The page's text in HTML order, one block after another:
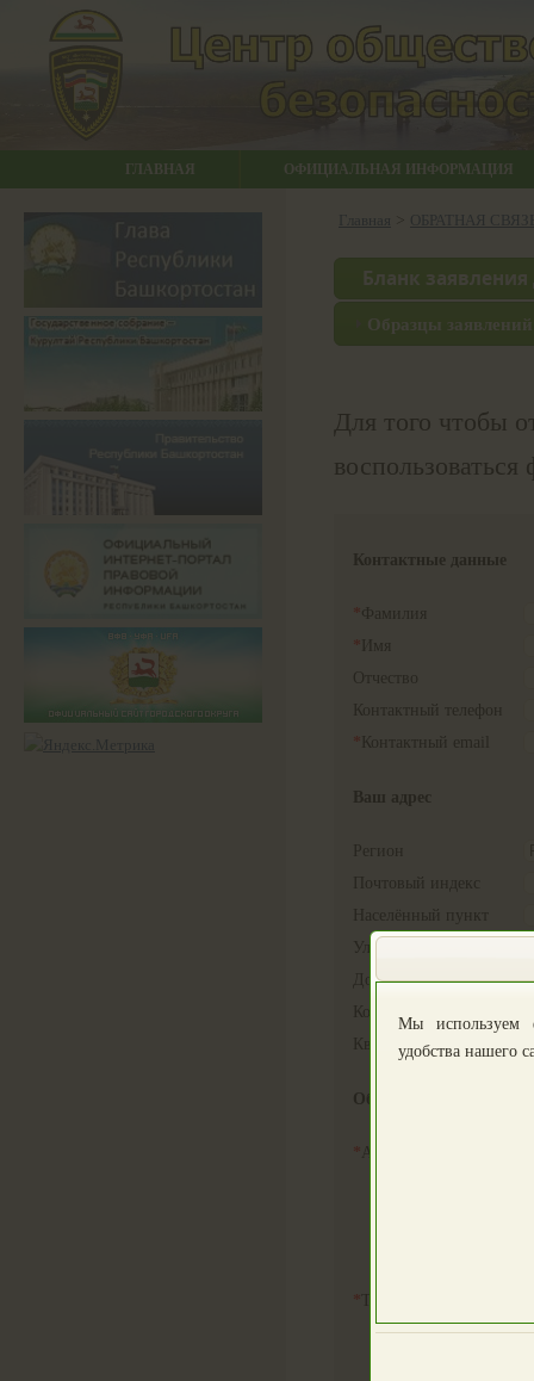
ГЛАВНАЯ ОФИЦИАЛЬНАЯ ИНФОРМАЦИЯ
Главная ОБРАТНАЯ
Образцы заявлений
Для того чтобы
Контактные данные
*Фамилия
* Имя
Отчество
Контактный телефон
* Контактный email
Ваш адрес
Регион
Почтовый индекс
Населённый пункт
Улица
Дом
Корпус
Квартира
Обращение
* Адрес проблемы
*
Мы используем
удобства нашего